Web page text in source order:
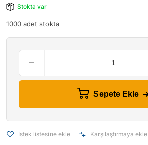
Stokta var
1000 adet stokta
Sepete Ekle
İstek listesine ekle Karşılaştırmaya ekle